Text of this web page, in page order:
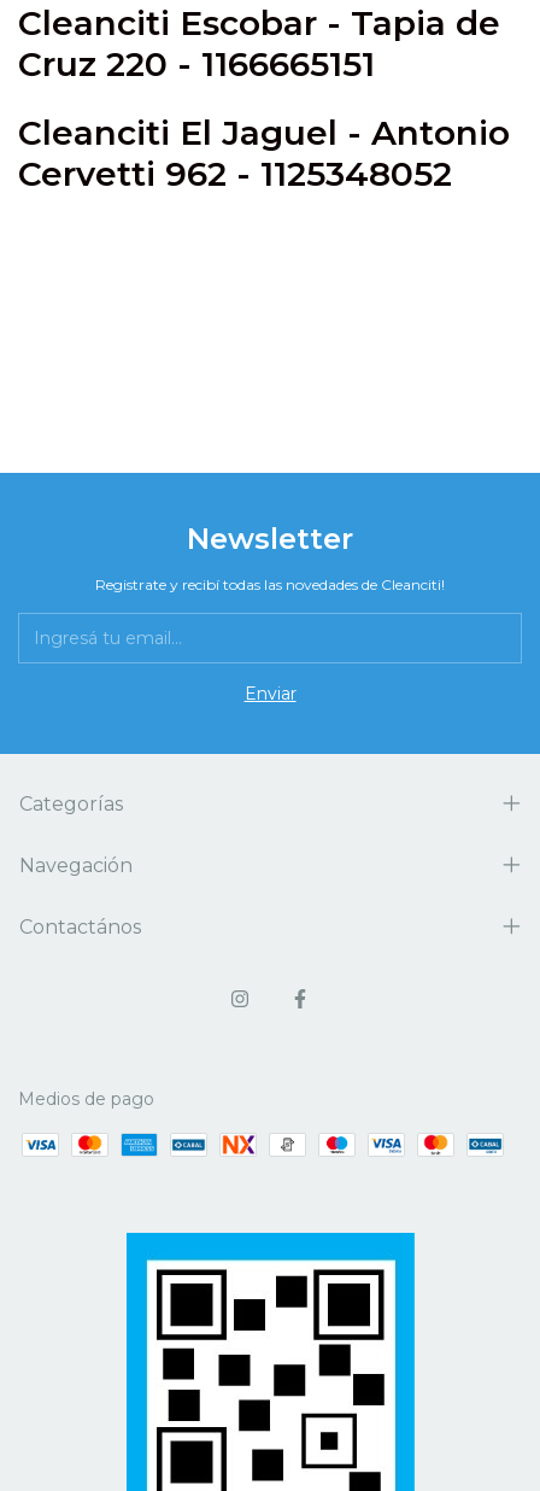
Cleanciti Escobar - Tapia de
Cruz 220 - 1166665151
Cleanciti El Jaguel - Antonio
Cervetti 962 - 1125348052
Newsletter
Registrate y recibí todas las novedades de Cleanciti!
Categorías
Navegación
Contactános
Medios de pago